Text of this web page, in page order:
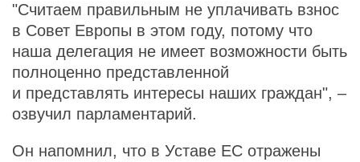
"Считаем правильным не уплачивать взнос
в Совет Европы в этом году, потому что
наша делегация не имеет возможности быть
полноценно представленной
и представлять интересы наших граждан", –
озвучил парламентарий.
Он напомнил, что в Уставе ЕС отражены